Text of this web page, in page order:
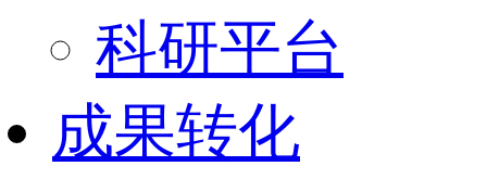
科研平台
成果转化